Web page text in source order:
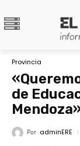
Provincia
de
Por adminERE